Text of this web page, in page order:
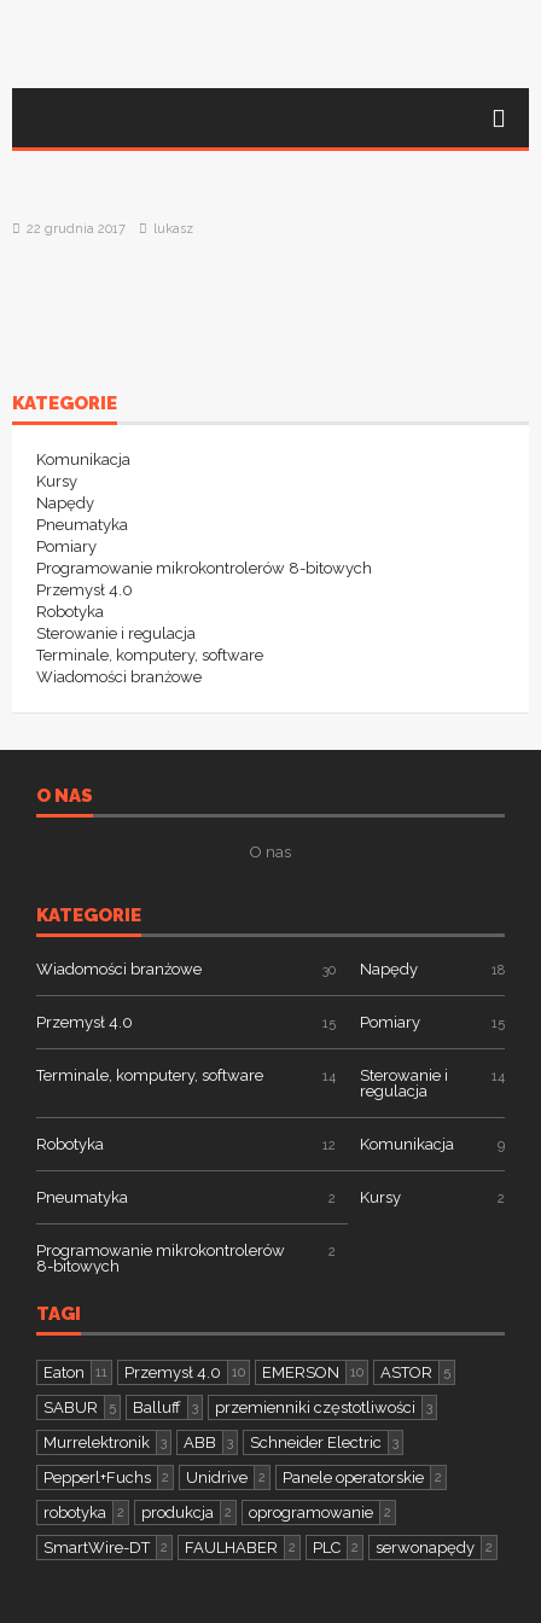
22 grudnia 2017 lukasz
KATEGORIE
Komunikacja
Kursy
Napędy
Pneumatyka
Pomiary
Programowanie mikrokontrolerów 8-bitowych
Przemysł 4.0
Robotyka
Sterowanie i regulacja
Terminale, komputery, software
Wiadomości branżowe
O NAS
O nas
KATEGORIE
Wiadomości branżowe 30 Napędy 18
Przemysł 4.0 15 Pomiary 15
Terminale, komputery, software 14
Sterowanie i
regulacja
14
Robotyka 12 Komunikacja 9
Pneumatyka 2 Kursy 2
Programowanie mikrokontrolerów
8-bitowych
2
TAGI
Eaton 11 Przemysł 4.0 10 EMERSON 10 ASTOR 5
SABUR 5 Balluff 3 przemienniki częstotliwości 3
Murrelektronik 3 ABB 3 Schneider Electric 3
Pepperl+Fuchs 2 Unidrive 2 Panele operatorskie 2
robotyka 2 produkcja 2 oprogramowanie 2
SmartWire-DT 2 FAULHABER 2 PLC 2 serwonapędy 2